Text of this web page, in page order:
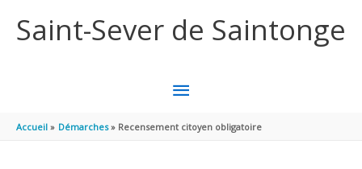
Saint-Sever de Saintonge
MENU
PRINCIPAL
Accueil Démarches Recensement citoyen obligatoire